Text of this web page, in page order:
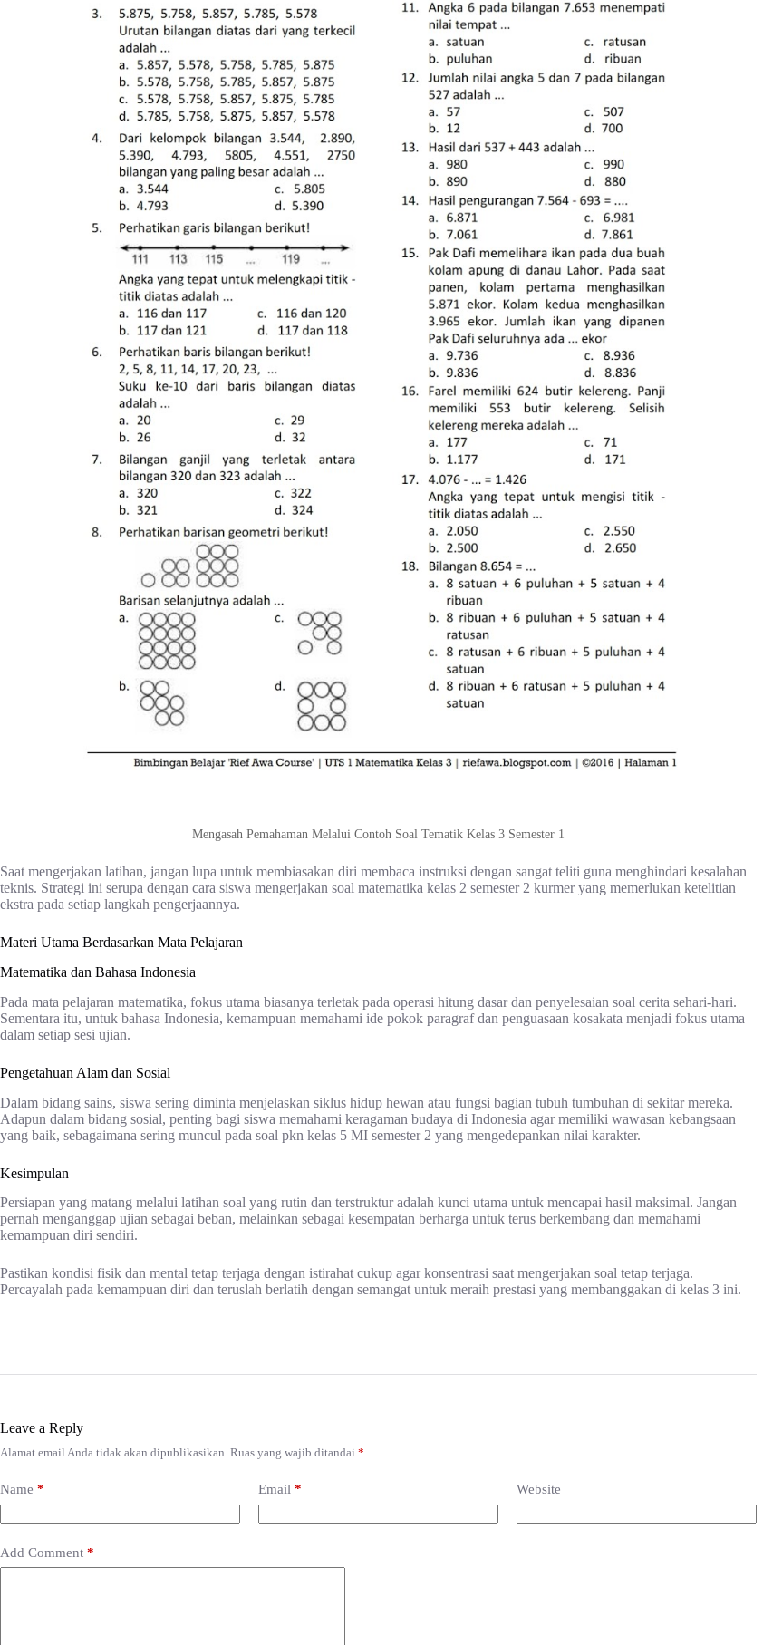
Mengasah Pemahaman Melalui Contoh Soal Tematik Kelas 3 Semester 1
Saat mengerjakan latihan, jangan lupa untuk membiasakan diri membaca instruksi dengan sangat teliti guna menghindari kesalahan
teknis. Strategi ini serupa dengan cara siswa mengerjakan soal matematika kelas 2 semester 2 kurmer yang memerlukan ketelitian
ekstra pada setiap langkah pengerjaannya.
Materi Utama Berdasarkan Mata Pelajaran
Matematika dan Bahasa Indonesia
Pada mata pelajaran matematika, fokus utama biasanya terletak pada operasi hitung dasar dan penyelesaian soal cerita sehari-hari.
Sementara itu, untuk bahasa Indonesia, kemampuan memahami ide pokok paragraf dan penguasaan kosakata menjadi fokus utama
dalam setiap sesi ujian.
Pengetahuan Alam dan Sosial
Dalam bidang sains, siswa sering diminta menjelaskan siklus hidup hewan atau fungsi bagian tubuh tumbuhan di sekitar mereka.
Adapun dalam bidang sosial, penting bagi siswa memahami keragaman budaya di Indonesia agar memiliki wawasan kebangsaan
yang baik, sebagaimana sering muncul pada soal pkn kelas 5 MI semester 2 yang mengedepankan nilai karakter.
Kesimpulan
Persiapan yang matang melalui latihan soal yang rutin dan terstruktur adalah kunci utama untuk mencapai hasil maksimal. Jangan
pernah menganggap ujian sebagai beban, melainkan sebagai kesempatan berharga untuk terus berkembang dan memahami
kemampuan diri sendiri.
Pastikan kondisi fisik dan mental tetap terjaga dengan istirahat cukup agar konsentrasi saat mengerjakan soal tetap terjaga.
Percayalah pada kemampuan diri dan teruslah berlatih dengan semangat untuk meraih prestasi yang membanggakan di kelas 3 ini.
Leave a Reply
Alamat email Anda tidak akan dipublikasikan. Ruas yang wajib ditandai *
Name * Email * Website
Add Comment *